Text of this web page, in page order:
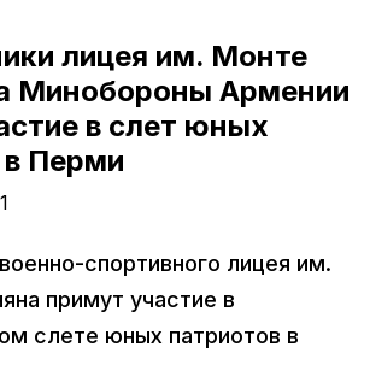
лицея им. Монте
Минобороны Армении
в слет юных
в Перми
спортивного лицея им.
примут участие в
слете юных патриотов в